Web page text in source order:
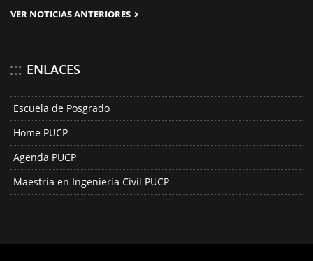
VER NOTICIAS ANTERIORES
ENLACES
Escuela de Posgrado
Home PUCP
Agenda PUCP
Maestría en Ingeniería Civil PUCP